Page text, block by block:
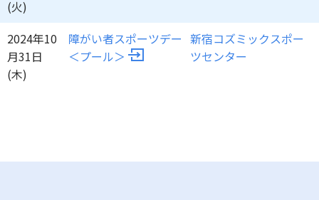
(火)
2024年10
月31日
(木)
障がい者スポーツデー
＜プール＞
新宿コズミックスポー
ツセンター